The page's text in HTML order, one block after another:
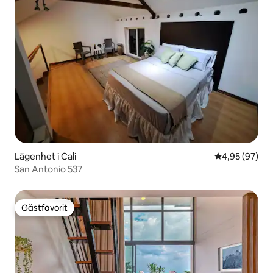
Lägenhet i Cali 4,95 av 5 i
4,95 (97)
San Antonio 537
Gästfavorit
Gästfavorit